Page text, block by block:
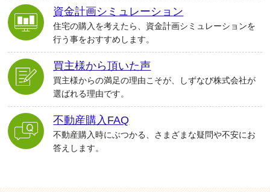
資金計画シミュレーション
住宅の購入を考えたら、資金計画シミュレーションを
行う事をおすすめします。
買主様から頂いた声
買主様からの満足の理由こそが、しずなび株式会社が
選ばれる理由です。
不動産購入FAQ
不動産購入時にぶつかる、さまざまな疑問や不安にお
答えします。